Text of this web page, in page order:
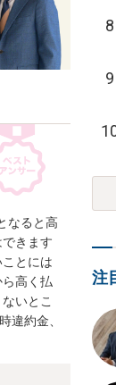
なると高
きます
とには
高く払
いとこ
違約金、
8
9
注